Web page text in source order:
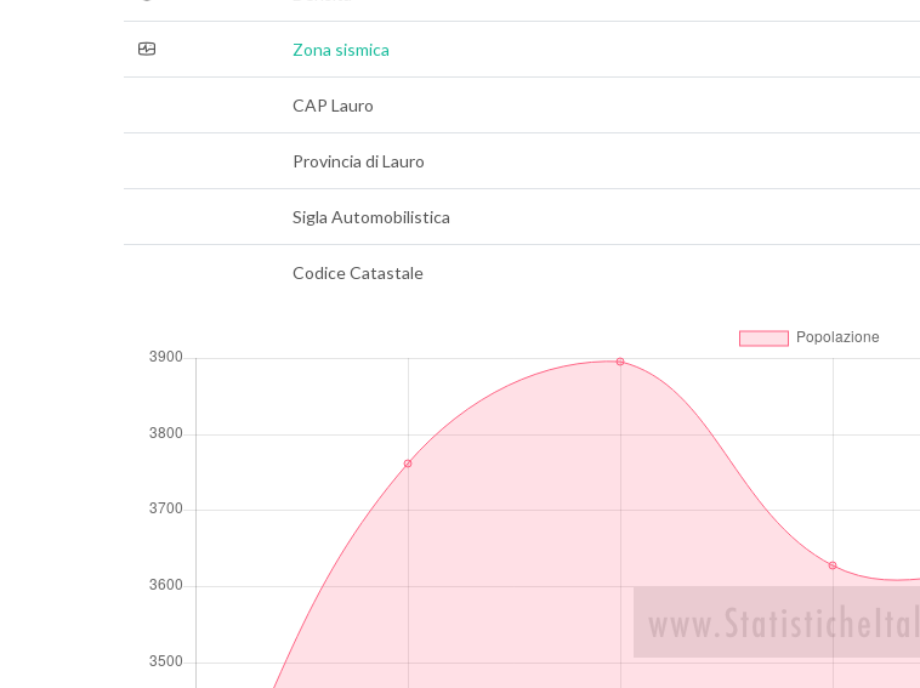
Zona sismica
CAP Lauro
Provincia di Lauro
Sigla Automobilistica
Codice Catastale